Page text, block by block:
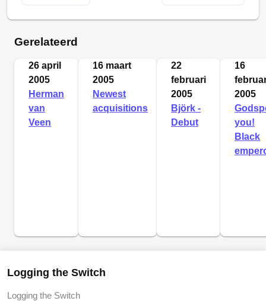
Gerelateerd
26 april
2005
Herman
van
Veen
16 maart
2005
Newest
acquisitions
22
februari
2005
Björk -
Debut
16
2005
you!
Black
Logging the Switch
Logging the Switch